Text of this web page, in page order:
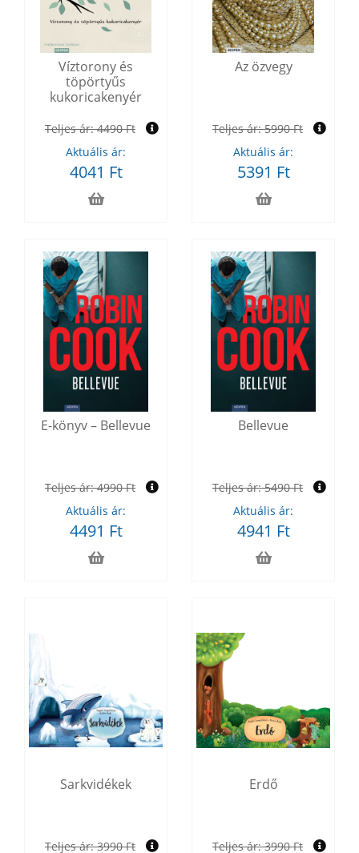
Víztorony és
töpörtyűs
kukoricakenyér
Teljes ár:4490 Ft
Aktuális ár:
4041 Ft
Az özvegy
Teljes ár:5990 Ft
Aktuális ár:
5391 Ft
E-könyv – Bellevue
Teljes ár:4990 Ft
Aktuális ár:
4491 Ft
Bellevue
Teljes ár:5490 Ft
Aktuális ár:
4941 Ft
Sarkvidékek
Teljes ár:3990 Ft
Erdő
Teljes ár:3990 Ft